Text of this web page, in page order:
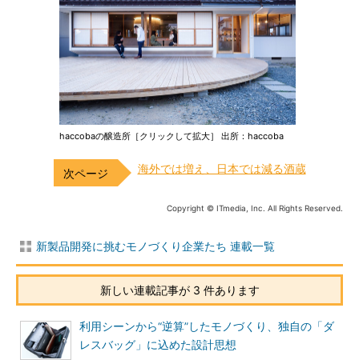
haccobaの醸造所［クリックして拡大］ 出所：haccoba
海外では増え、日本では減る酒蔵
Copyright © ITmedia, Inc. All Rights Reserved.
新製品開発に挑むモノづくり企業たち 連載一覧
新しい連載記事が 3 件あります
利用シーンから“逆算”したモノづくり、独自の「ダ
レスバッグ」に込めた設計思想